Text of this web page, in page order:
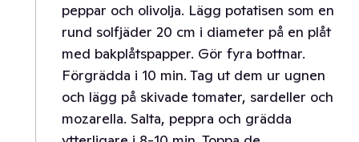
peppar och olivolja. Lägg potatisen som en
rund solfjäder 20 cm i diameter på en plåt
med bakplåtspapper. Gör fyra bottnar.
Förgrädda i 10 min. Tag ut dem ur ugnen
och lägg på skivade tomater, sardeller och
mozarella. Salta, peppra och grädda